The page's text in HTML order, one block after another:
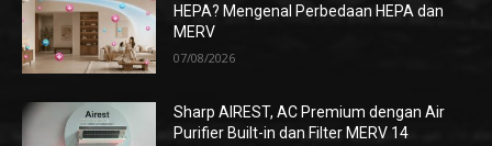
HEPA? Mengenal Perbedaan HEPA dan
MERV
07/08/2026
Sharp AIREST, AC Premium dengan Air
Purifier Built-in dan Filter MERV 14